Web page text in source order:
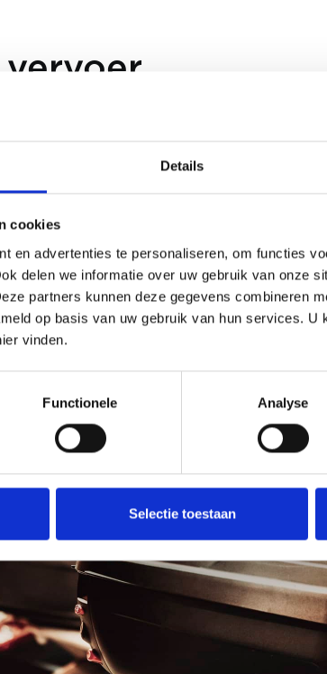
Details
cookies
en advertenties te personaliseren, om functies
delen we informatie over uw gebruik van onze
partners kunnen deze gegevens combineren
op basis van uw gebruik van hun services. U
vinden.
Functionele Analyse
Selectie toestaan
comfort of de hoogte kun je je zadel zo
rugleuning of kinderzitje kan voor
spullen in op te bergen.
jouw motor, met indrukwekkend veel
de zijkant of in het reservoir kun je
je goed uitgerust kunt reizen.